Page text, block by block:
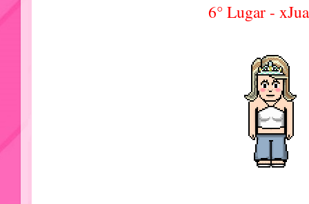
6° Lugar -